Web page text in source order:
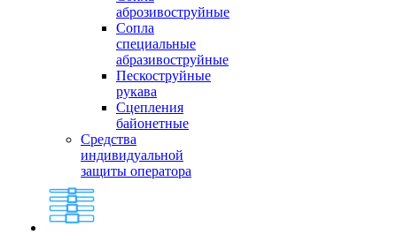
аброзивоструйные
Сопла
специальные
абразивоструйные
Пескоструйные
рукава
Сцепления
байонетные
Средства
индивидуальной
защиты оператора